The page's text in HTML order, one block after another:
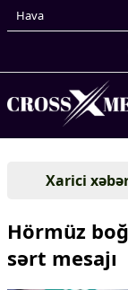
Hava
Gündəm
Xarici
Cənubi Qafqaz
Xarici
Hörmüz
sərt mesajı